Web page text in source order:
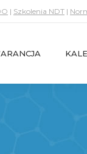
| Szkolenia NDT |